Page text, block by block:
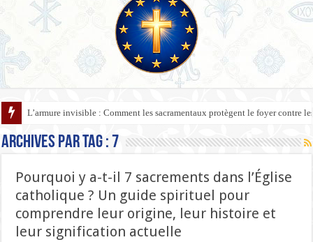
L’armure invisible : Comment les sacramentaux protègent le foyer contre
Archives par tag : 7
Pourquoi y a-t-il 7 sacrements dans l’Église
catholique ? Un guide spirituel pour
comprendre leur origine, leur histoire et
leur signification actuelle